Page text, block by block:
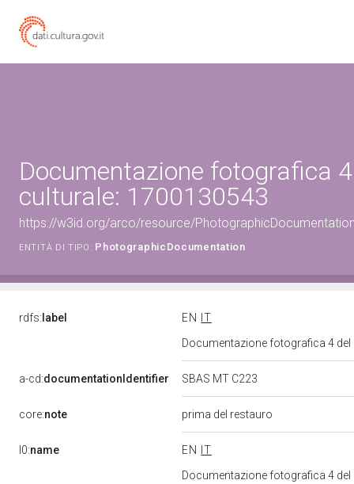
Documentazione fotografica
culturale: 1700130543
https://w3id.org/arco/resource/
ENTITÀ DI TIPO: PhotographicDocumentation
rdfs: label EN
IT
Documentazione fotografica 4
a-cd:documentationIdentifier SBAS MT C223
core:note prima del restauro
l0:name EN
IT
Documentazione fotografica 4